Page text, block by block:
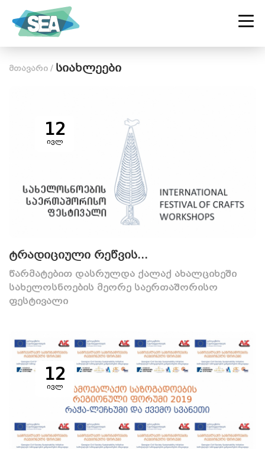
მთავარი / სიახლეები
12
ივლ
ტრადიციული რეწვის...
წარმატებით დასრულდა ქალაქ ახალციხეში
სახელოსნოების მეორე საერთაშორისო
ფესტივალი
12
ივლ